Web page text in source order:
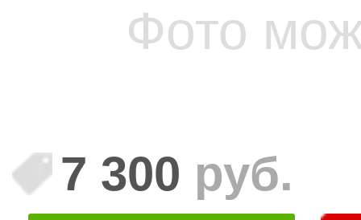
Фото
7 300 руб.